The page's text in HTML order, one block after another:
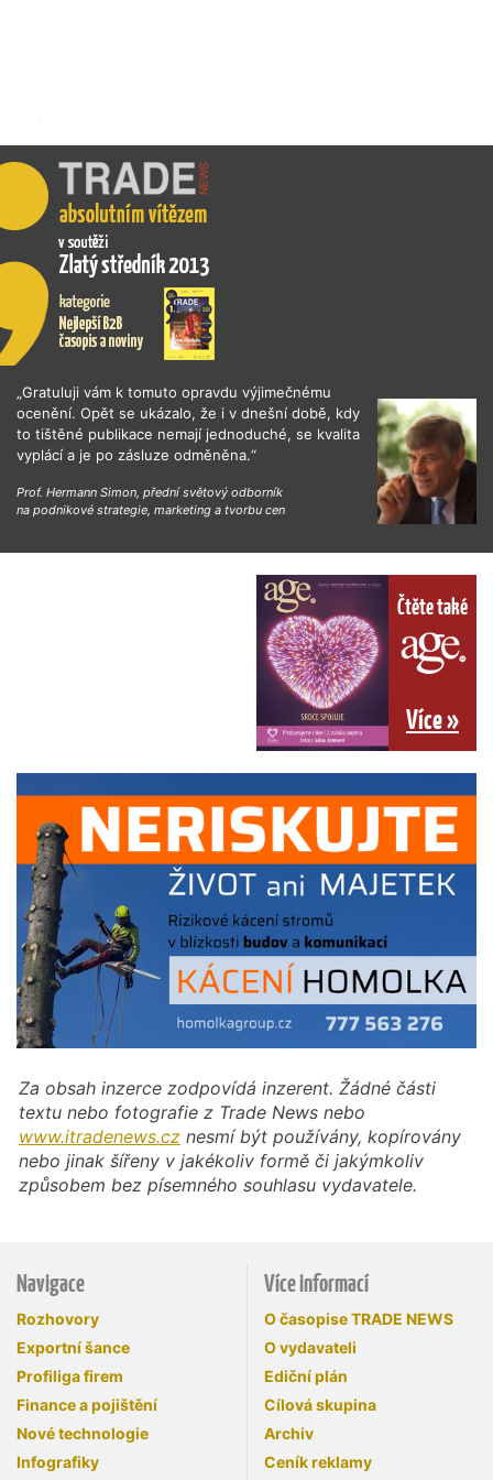
„Gratuluji vám k tomuto opravdu výjimečnému
ocenění. Opět se ukázalo, že i v dnešní době, kdy
to tištěné publikace nemají jednoduché, se kvalita
vyplácí a je po zásluze odměněna.“
Prof. Hermann Simon, přední světový odborník
na podnikové strategie, marketing a tvorbu cen
Čtěte také
Více »
Za obsah inzerce zodpovídá inzerent. Žádné části
textu nebo fotografie z Trade News nebo
www.itradenews.cz nesmí být používány, kopírovány
nebo jinak šířeny v jakékoliv formě či jakýmkoliv
způsobem bez písemného souhlasu vydavatele.
Navigace
Rozhovory
Exportní šance
Profiliga firem
Finance a pojištění
Nové technologie
Infografiky
Více informací
O časopise TRADE NEWS
O vydavateli
Ediční plán
Cílová skupina
Archiv
Ceník reklamy